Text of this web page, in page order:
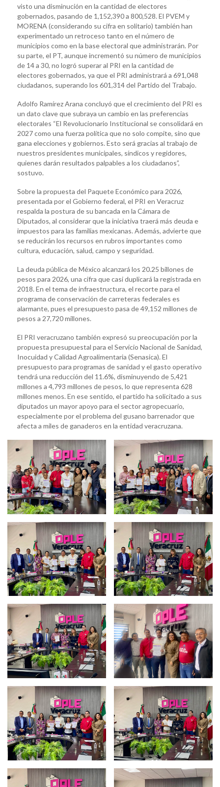
visto una disminución en la cantidad de electores
gobernados, pasando de 1,152,390 a 800,528. El PVEM y
MORENA (considerando su cifra en solitario) también han
experimentado un retroceso tanto en el número de
municipios como en la base electoral que administrarán. Por
su parte, el PT, aunque incrementó su número de municipios
de 14 a 30, no logró superar al PRI en la cantidad de
electores gobernados, ya que el PRI administrará a 691,048
ciudadanos, superando los 601,314 del Partido del Trabajo.
Adolfo Ramírez Arana concluyó que el crecimiento del PRI es
un dato clave que subraya un cambio en las preferencias
electorales “El Revolucionario Institucional se consolidará en
2027 como una fuerza política que no solo compite, sino que
gana elecciones y gobiernos. Esto será gracias al trabajo de
nuestros presidentes municipales, síndicos y regidores,
quienes darán resultados palpables a los ciudadanos”,
sostuvo.
Sobre la propuesta del Paquete Económico para 2026,
presentada por el Gobierno federal, el PRI en Veracruz
respalda la postura de su bancada en la Cámara de
Diputados, al considerar que la iniciativa traerá más deuda e
impuestos para las familias mexicanas. Además, advierte que
se reducirán los recursos en rubros importantes como
cultura, educación, salud, campo y seguridad.
La deuda pública de México alcanzará los 20.25 billones de
pesos para 2026, una cifra que casi duplicará la registrada en
2018. En el tema de infraestructura, el recorte para el
programa de conservación de carreteras federales es
alarmante, pues el presupuesto pasa de 49,152 millones de
pesos a 27,720 millones.
El PRI veracruzano también expresó su preocupación por la
propuesta presupuestal para el Servicio Nacional de Sanidad,
Inocuidad y Calidad Agroalimentaria (Senasica). El
presupuesto para programas de sanidad y el gasto operativo
tendrá una reducción del 11.6%, disminuyendo de 5,421
millones a 4,793 millones de pesos, lo que representa 628
millones menos. En ese sentido, el partido ha solicitado a sus
diputados un mayor apoyo para el sector agropecuario,
especialmente por el problema del gusano barrenador que
afecta a miles de ganaderos en la entidad veracruzana.